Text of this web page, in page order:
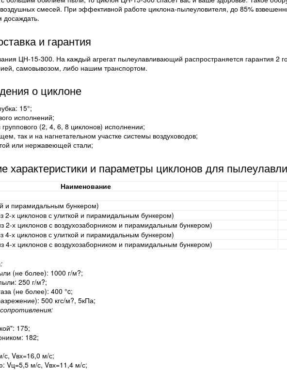
смесей. При эффективной работе циклона-пылеуловителя, до 85%
и гарантия
ЦН-15-300. На каждый агрегат пылеулавливающий распространяется гарантия 2
самовывозом, либо нашим транспортом.
о циклоне
15°;
исполнений;
(2, 4, 6, 8 циклонов) исполнении;
так и на нагнетательном участке системы воздуховодов;
или нержавеющей стали;
характеристики и параметры циклонов для
Наименование
и пирамидальным бункером)
х циклонов с улиткой и пирамидальным бункером)
х циклонов с воздухозаборником и пирамидальным бункером)
х циклонов с улиткой и пирамидальным бункером)
х циклонов с воздухозаборником и пирамидальным бункером)
(не более): 1000 г/м?;
250 г/м?;
(не более): 400 °c;
500 кгс/м?, 5кПа;
175;
182;
Vвх=16,0 м/с;
Vц=5,5 м/с, Vвх=11,4 м/с;